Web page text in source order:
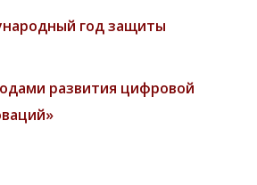
год защиты
развития цифровой